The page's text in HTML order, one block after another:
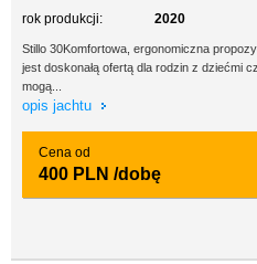
rok produkcji:
2020
Stillo 30Komfortowa, ergonomiczna
jest doskonałą ofertą dla rodzin z dziećmi
mogą...
opis jachtu
Cena od
400 PLN /dobę